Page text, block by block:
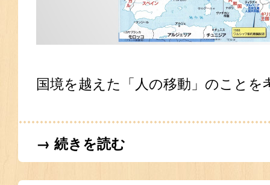
国境を越えた「人の移動」のことを
→ 続きを読む